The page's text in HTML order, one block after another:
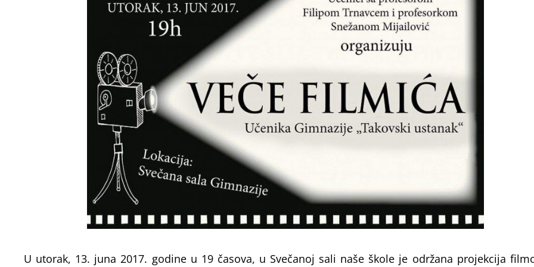
U utorak, 13. juna 2017. godine u 19 časova, u Svečanoj sali naše škole je održana projekcija